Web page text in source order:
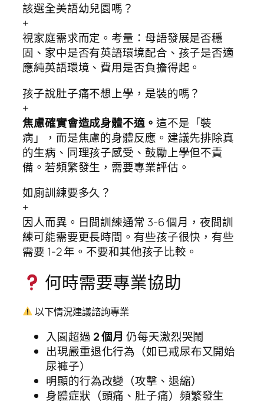
該選全美語幼兒園嗎？
+
視家庭需求而定。考量：母語發展是否穩
固、家中是否有英語環境配合、孩子是否適
應純英語環境、費用是否負擔得起。
孩子說肚子痛不想上學，是裝的嗎？
+
焦慮確實會造成身體不適。 這不是「裝
病」，而是焦慮的身體反應。建議先排除真
的生病、同理孩子感受、鼓勵上學但不責
備。若頻繁發生，需要專業評估。
如廁訓練要多久？
+
因人而異。日間訓練通常 3-6 個月，夜間訓
練可能需要更長時間。有些孩子很快，有些
需要 1-2 年。不要和其他孩子比較。
何時需要專業協助
以下情況建議諮詢專業
入園超過 2 個月 仍每天激烈哭鬧
出現嚴重退化行為（如已戒尿布又開始
尿褲子）
明顯的行為改變（攻擊、退縮）
身體症狀（頭痛、肚子痛）頻繁發生